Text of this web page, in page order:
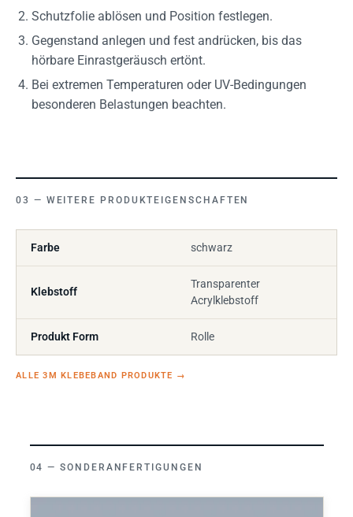
Schutzfolie ablösen und Position festlegen.
Gegenstand anlegen und fest andrücken, bis das
hörbare Einrastgeräusch ertönt.
Bei extremen Temperaturen oder UV-Bedingungen
besonderen Belastungen beachten.
WEITERE PRODUKTEIGENSCHAFTEN
Farbe schwarz
Klebstoff
Transparenter
Acrylklebstoff
Produkt Form Rolle
ALLE 3M KLEBEBAND PRODUKTE →
SONDERANFERTIGUNGEN